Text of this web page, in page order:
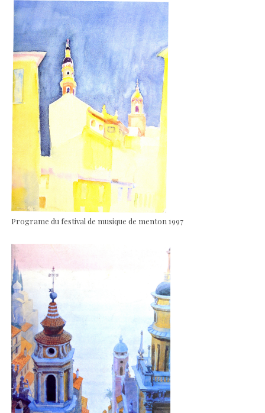
Programe du festival de musique de menton 1997